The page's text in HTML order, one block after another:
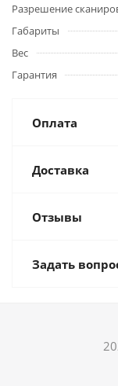
Разрешение
Габариты
Вес
Гарантия
Оплата
Доставка
Отзывы
Задать